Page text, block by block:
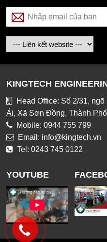
KINGTECH
Head Office: Số 2/31,
Ái, Xã Sơn Đồng, Thành
Mobile: 0944 755 799
Email: info@kingtech.vn
Tel: 0243 745 0122
YOUTUBE